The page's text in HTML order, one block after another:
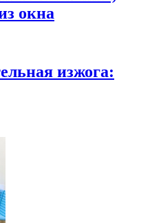
окна
изжога: